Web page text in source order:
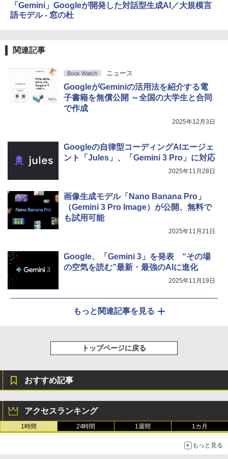
「Gemini」Googleが開発した対話型生成AI／大規模言
語モデル - 窓の杜
関連記事
Book Watch ニュース
GoogleがGeminiの活用法を紹介する電
子書籍を無償公開 ～全国の大学生と合同
で作成
2025年12月3日
Googleの自律型コーディングAIエージェ
ント「Jules」、「Gemini 3 Pro」に対応
2025年11月28日
画像生成モデル「Nano Banana Pro」
（Gemini 3 Pro Image）が公開、無料で
も試用可能
2025年11月21日
Google、「Gemini 3」を発表 “その場
の空気を読む”最新・最強のAIに進化
2025年11月19日
もっと関連記事を見る
トップページに戻る
おすすめ記事
アクセスランキング
1時間 24時間 1週間 1カ月
もっと見る